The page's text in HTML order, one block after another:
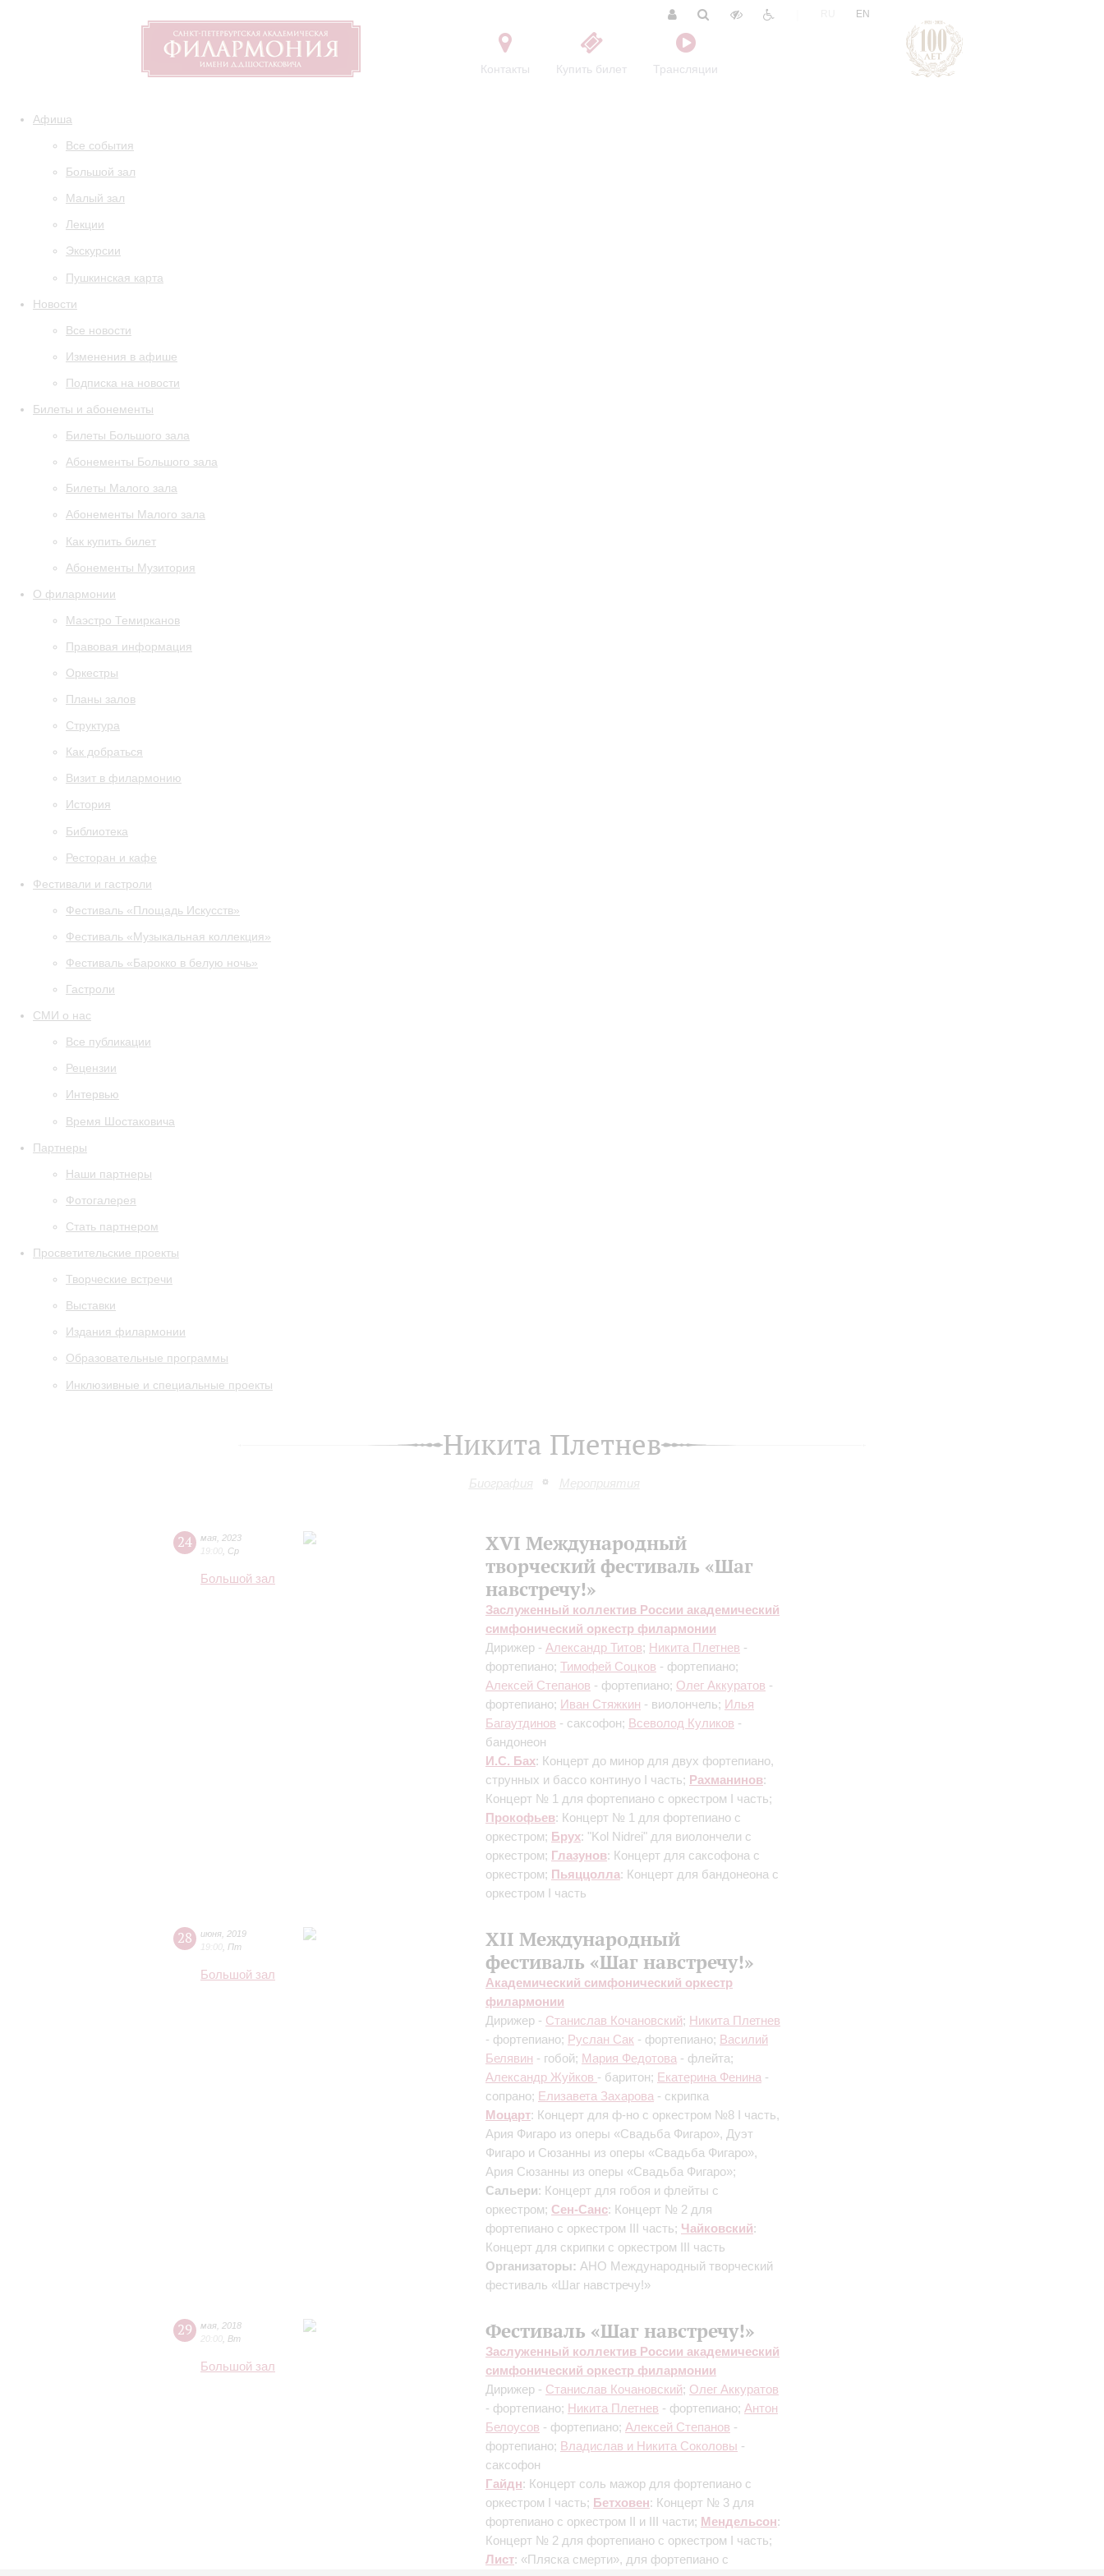
Контакты Купить билет Трансляции
EN
Афиша
Все события
Большой зал
Малый зал
Лекции
Экскурсии
Пушкинская карта
Новости
Все новости
Изменения в афише
Подписка на новости
Билеты и абонементы
Билеты Большого зала
Абонементы Большого зала
Билеты Малого зала
Абонементы Малого зала
Как купить билет
Абонементы Музитория
О филармонии
Маэстро Темирканов
Правовая информация
Оркестры
Планы залов
Структура
Как добраться
Визит в филармонию
История
Библиотека
Ресторан и кафе
Фестивали и гастроли
Фестиваль «Площадь Искусств»
Фестиваль «Музыкальная коллекция»
Фестиваль «Барокко в белую ночь»
Гастроли
СМИ о нас
Все публикации
Рецензии
Интервью
Время Шостаковича
Партнеры
Наши партнеры
Фотогалерея
Стать партнером
Просветительские проекты
Творческие встречи
Выставки
Издания филармонии
Образовательные программы
Инклюзивные и специальные проекты
Никита Плетнев
Биография Мероприятия
24 мая 2023
19:00 Ср
Большой зал
XVI Международный
творческий фестиваль «Шаг
навстречу!»
Заслуженный коллектив России академический
симфонический оркестр филармонии
Дирижер - Александр Титов; Никита Плетнев -
фортепиано; Тимофей Соцков - фортепиано;
Алексей Степанов - фортепиано; Олег Аккуратов -
фортепиано; Иван Стяжкин - виолончель; Илья
Багаутдинов - саксофон; Всеволод Куликов -
бандонеон
И.С. Бах: Концерт до минор для двух фортепиано,
струнных и бассо континуо I часть; Рахманинов:
Концерт № 1 для фортепиано с оркестром I часть;
Прокофьев: Концерт № 1 для фортепиано с
оркестром; Брух: "Kol Nidrei" для виолончели с
оркестром; Глазунов: Концерт для саксофона с
оркестром; Пьяццолла: Концерт для бандонеона с
оркестром I часть
28 июня 2019
19:00 Пт
Большой зал
XII Международный
фестиваль «Шаг навстречу!»
Академический симфонический оркестр
филармонии
Дирижер - Станислав Кочановский; Никита Плетнев
- фортепиано; Руслан Сак - фортепиано; Василий
Белявин - гобой; Мария Федотова - флейта;
Александр Жуйков - баритон; Екатерина Фенина -
сопрано; Елизавета Захарова - скрипка
Моцарт: Концерт для ф-но с оркестром №8 I часть,
Ария Фигаро из оперы «Свадьба Фигаро», Дуэт
Фигаро и Сюзанны из оперы «Свадьба Фигаро»,
Ария Сюзанны из оперы «Свадьба Фигаро»;
Сальери: Концерт для гобоя и флейты с
оркестром; Сен-Санс: Концерт № 2 для
фортепиано с оркестром III часть; Чайковский:
Концерт для скрипки с оркестром III часть
Организаторы: АНО Международный творческий
фестиваль «Шаг навстречу!»
29 мая 2018
20:00 Вт
Большой зал
Фестиваль «Шаг навстречу!»
Заслуженный коллектив России академический
симфонический оркестр филармонии
Дирижер - Станислав Кочановский; Олег Аккуратов
- фортепиано; Никита Плетнев - фортепиано; Антон
Белоусов - фортепиано; Алексей Степанов -
фортепиано; Владислав и Никита Соколовы -
саксофон
Гайдн: Концерт соль мажор для фортепиано с
оркестром I часть; Бетховен: Концерт № 3 для
фортепиано с оркестром II и III части; Мендельсон:
Концерт № 2 для фортепиано с оркестром I часть;
Лист: «Пляска смерти», для фортепиано с